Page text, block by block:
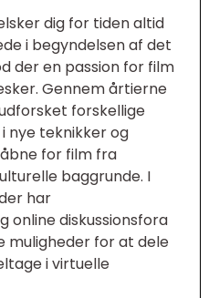
dig for tiden altid
i begyndelsen af det
der en passion for film
Gennem årtierne
forskellige
nye teknikker og
for film fra
baggrunde. I
har
online diskussionsfora
muligheder for at dele
i virtuelle